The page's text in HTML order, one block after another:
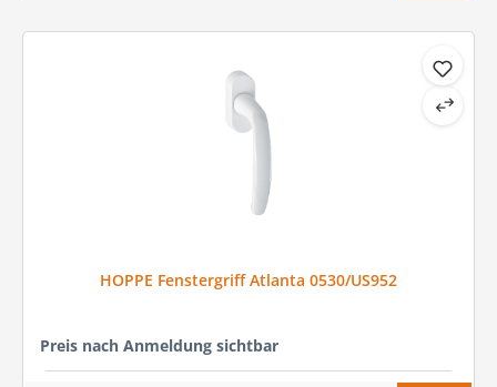
HOPPE Fenstergriff Atlanta 0530/US952
Preis nach Anmeldung sichtbar